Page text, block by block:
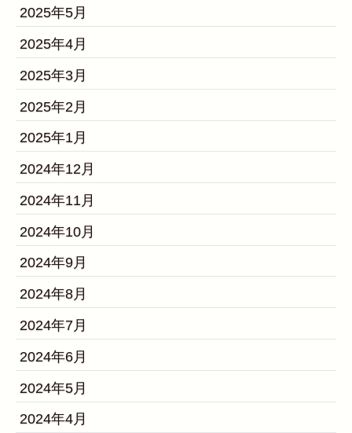
2025年5月
2025年4月
2025年3月
2025年2月
2025年1月
2024年12月
2024年11月
2024年10月
2024年9月
2024年8月
2024年7月
2024年6月
2024年5月
2024年4月